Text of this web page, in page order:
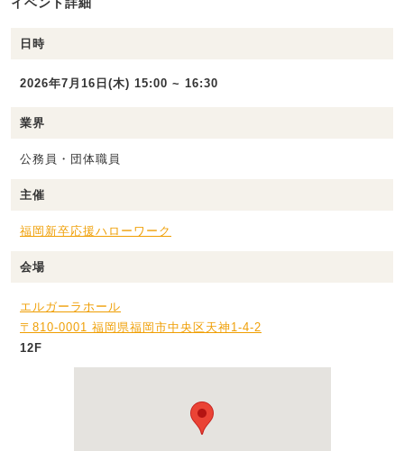
日時
2026年7月16日(木) 15:00 ~ 16:30
業界
公務員・団体職員
主催
福岡新卒応援ハローワーク
会場
エルガーラホール
〒810-0001 福岡県福岡市中央区天神1-4-2
12F